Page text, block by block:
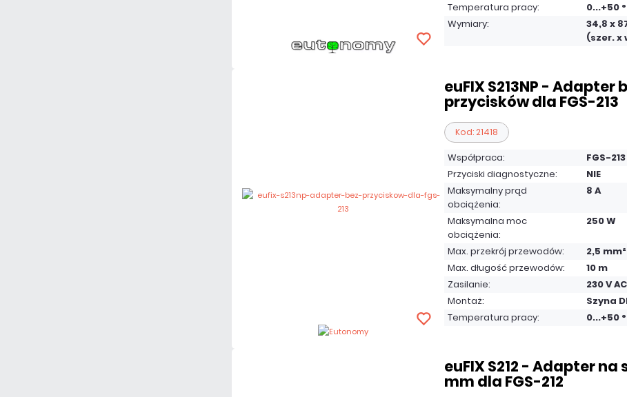
Temperatura pracy:
0...+50
Wymiary:
34,8 x
(szer. x
euFIX S213NP - Adapter
przycisków dla FGS-213
Kod: 21418
Współpraca:
FGS-213
Przyciski diagnostyczne:
NIE
Maksymalny prąd
obciążenia:
8 A
Maksymalna moc
obciążenia:
250 W
Max. przekrój przewodów:
2,5 mm²
Max. długość przewodów:
10 m
Zasilanie:
230 V AC
Montaż:
Szyna
Temperatura pracy:
0...+50
euFIX S212 - Adapter na
mm dla FGS-212